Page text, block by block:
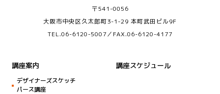
〒541-0056
大阪市中央区久太郎町3-1-29 本町武田ビル9F
TEL.06-6120-5007／FAX.06-6120-4177
講座案内
デザイナーズスケッチ
パース講座
講座スケジュール